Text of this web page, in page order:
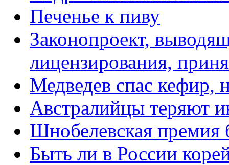
Печенье к пиву
Законопроект,
лицензирования,
Медведев спас кефир,
Австралийцы теряют
Шнобелевская премия
Быть ли в России